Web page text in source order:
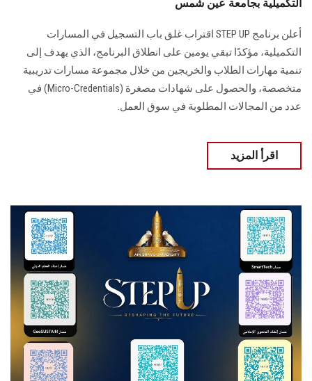
التكميلية بجامعة عين شمس
أعلن برنامج STEP UP اقتراب غلق باب التسجيل في المسارات
التكميلية، مؤكدًا تبقي يومين على انطلاق البرنامج، الذي يهدف إلى
تنمية مهارات الطلاب والخريجين من خلال مجموعة مسارات تدريبية
متخصصة، والحصول على شهادات مصغرة (Micro-Credentials) في
عدد من المجالات المطلوبة في سوق العمل.
اقرأ المزيد